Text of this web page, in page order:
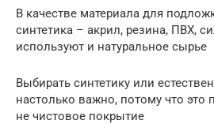
В качестве материала для
синтетика – акрил, резина, ПВХ,
используют и натуральное сырье
Выбирать синтетику или
настолько важно, потому что это
не чистовое покрытие